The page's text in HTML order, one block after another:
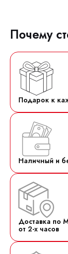
Почему
Подарок к
Наличный и
Доставка по
от 2-х часов